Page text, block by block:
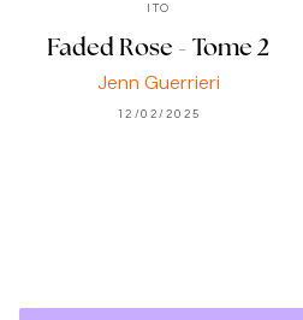
ITO
Faded Rose - Tome 2
Jenn Guerrieri
12/02/2025